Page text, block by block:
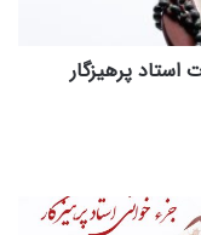
پرهیزگار